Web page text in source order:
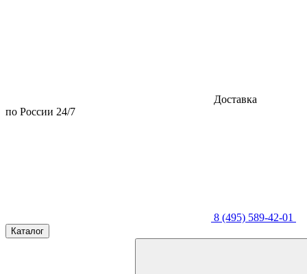
Доставка
по России 24/7
8 (495) 589-42-01
Каталог